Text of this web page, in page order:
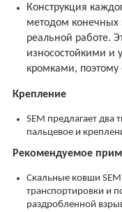
Конструкция
методом конечных
реальной работе.
износостойкими и
кромками,
Крепление
SEM предлагает два
пальцевое и
Рекомендуемое
Скальные ковши
транспортировки и
раздробленной